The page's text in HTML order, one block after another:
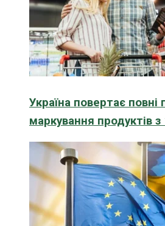
Україна повертає повні
маркування продуктів